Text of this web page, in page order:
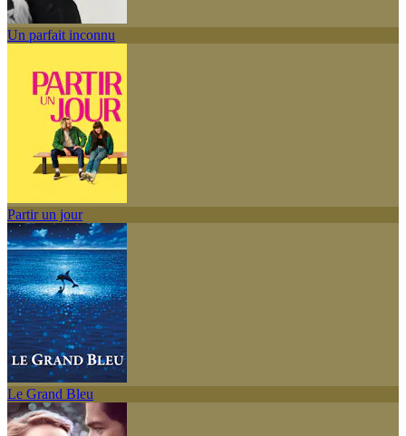
Un parfait inconnu
Partir un jour
Le Grand Bleu